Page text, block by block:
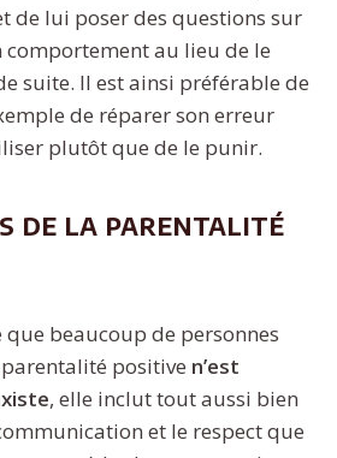
de lui poser des questions sur
au lieu de le
suite. Il est ainsi préférable de
de réparer son erreur
plutôt que de le punir.
de la parentalité
beaucoup de personnes
positive n’est
, elle inclut tout aussi bien
et le respect que